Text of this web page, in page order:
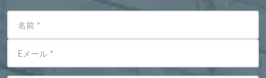
名前 *
Eメール *